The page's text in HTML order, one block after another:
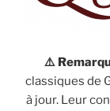
⚠️
classiques de
à jour. Leur